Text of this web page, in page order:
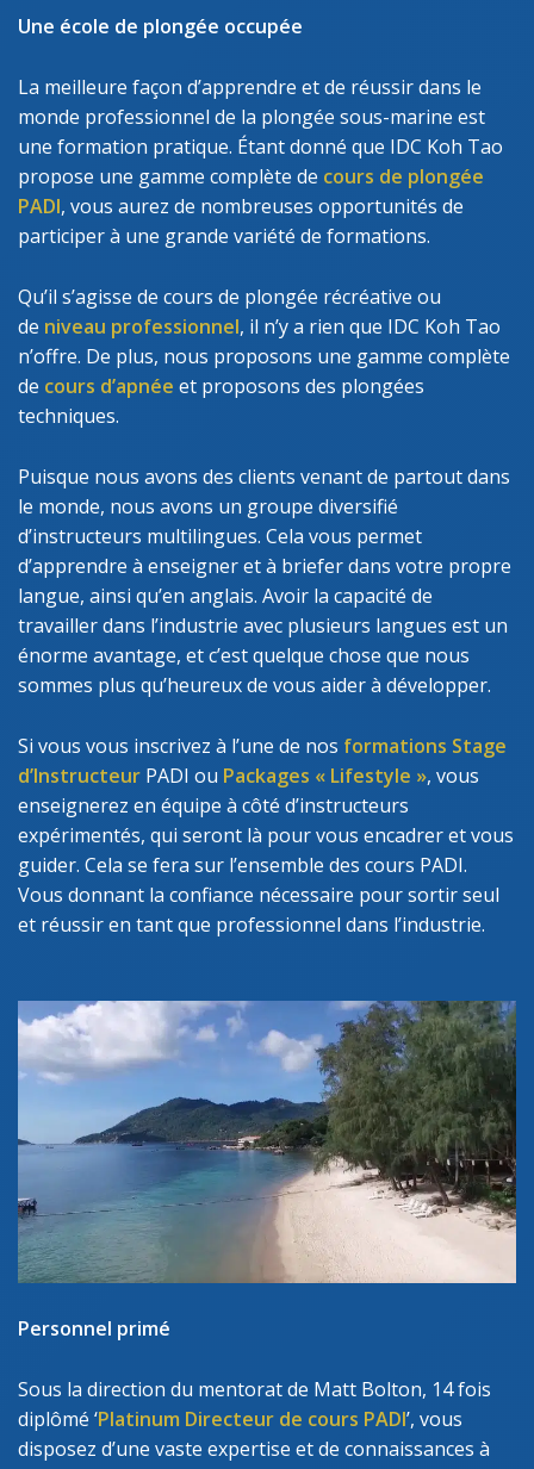
Une école de plongée occupée
La meilleure façon d’apprendre et de réussir dans le
monde professionnel de la plongée sous-marine est
une formation pratique. Étant donné que IDC Koh Tao
propose une gamme complète de cours de plongée
PADI, vous aurez de nombreuses opportunités de
participer à une grande variété de formations.
Qu’il s’agisse de cours de plongée récréative ou
de niveau professionnel, il n’y a rien que IDC Koh Tao
n’offre. De plus, nous proposons une gamme complète
de cours d’apnée et proposons des plongées
techniques.
Puisque nous avons des clients venant de partout dans
le monde, nous avons un groupe diversifié
d’instructeurs multilingues. Cela vous permet
d’apprendre à enseigner et à briefer dans votre propre
langue, ainsi qu’en anglais. Avoir la capacité de
travailler dans l’industrie avec plusieurs langues est un
énorme avantage, et c’est quelque chose que nous
sommes plus qu’heureux de vous aider à développer.
Si vous vous inscrivez à l’une de nos formations Stage
d’Instructeur PADI ou Packages « Lifestyle », vous
enseignerez en équipe à côté d’instructeurs
expérimentés, qui seront là pour vous encadrer et vous
guider. Cela se fera sur l’ensemble des cours PADI.
Vous donnant la confiance nécessaire pour sortir seul
et réussir en tant que professionnel dans l’industrie.
Personnel primé
Sous la direction du mentorat de Matt Bolton, 14 fois
diplômé ‘Platinum Directeur de cours PADI’, vous
disposez d’une vaste expertise et de connaissances à